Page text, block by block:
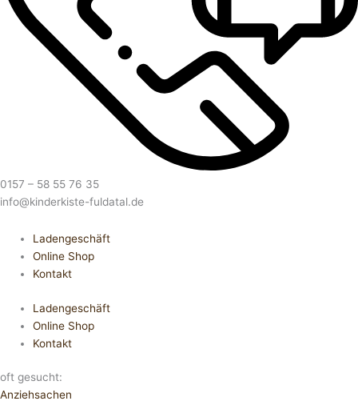
0157 – 58 55 76 35
info@kinderkiste-fuldatal.de
Ladengeschäft
Online Shop
Kontakt
Ladengeschäft
Online Shop
Kontakt
oft gesucht:
Anziehsachen